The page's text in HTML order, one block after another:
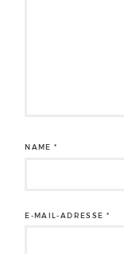
NAME*
E-MAIL-ADRESSE *